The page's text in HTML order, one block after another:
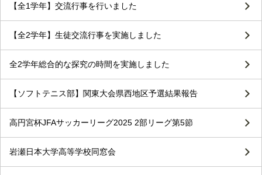
【全1学年】交流行事を行いました
【全2学年】生徒交流行事を実施しました
全2学年総合的な探究の時間を実施しました
【ソフトテニス部】関東大会県西地区予選結果報告
高円宮杯JFAサッカーリーグ2025 2部リーグ第5節
岩瀬日本大学高等学校同窓会